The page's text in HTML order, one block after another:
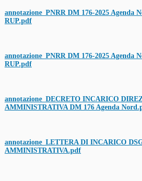
annotazione_PNRR DM 176-2025 Agenda
RUP.pdf
annotazione_PNRR DM 176-2025 Agenda
RUP.pdf
annotazione_DECRETO INCARICO
AMMINISTRATIVA DM 176 Agenda
annotazione_LETTERA DI INCARICO
AMMINISTRATIVA.pdf